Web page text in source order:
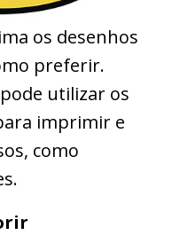
os desenhos
preferir.
utilizar os
imprimir e
como